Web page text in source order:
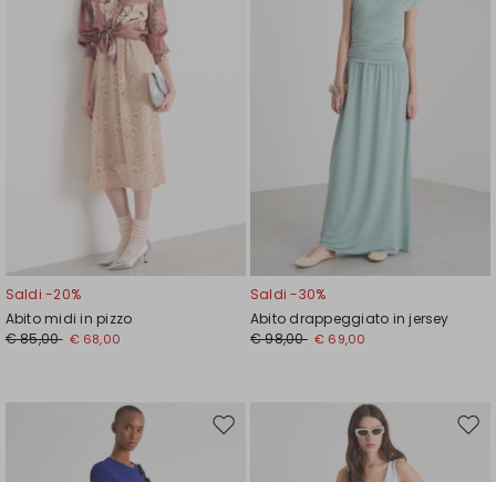
Saldi -20%
Abito midi in pizzo
€ 85,00 € 68,00
Saldi -30%
Abito drappeggiato in jersey
€ 98,00 € 69,00
Sposta